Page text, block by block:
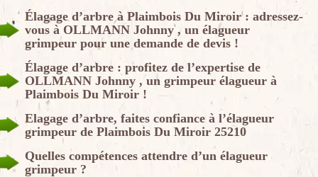
Élagage d’arbre à Plaimbois Du Miroir : adressez-
vous à OLLMANN Johnny , un élagueur
grimpeur pour une demande de devis !
Élagage d’arbre : profitez de l’expertise de
OLLMANN Johnny , un grimpeur élagueur à
Plaimbois Du Miroir !
Elagage d’arbre, faites confiance à l’élagueur
grimpeur de Plaimbois Du Miroir 25210
Quelles compétences attendre d’un élagueur
grimpeur ?